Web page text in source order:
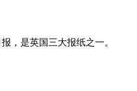
，是英国三大报纸之一。